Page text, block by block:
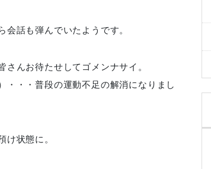
話も弾んでいたようです。
んお待たせしてゴメンナサイ。
・・・普段の運動不足の解消になりまし
け状態に。